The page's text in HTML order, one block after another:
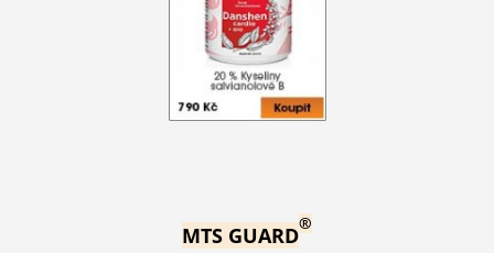
MTS GUARD®